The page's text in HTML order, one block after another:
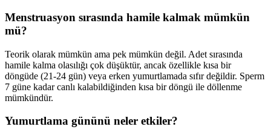
Menstruasyon sırasında hamile kalmak mümkün
mü?
Teorik olarak mümkün ama pek mümkün değil. Adet sırasında
hamile kalma olasılığı çok düşüktür, ancak özellikle kısa bir
döngüde (21-24 gün) veya erken yumurtlamada sıfır değildir. Sperm
7 güne kadar canlı kalabildiğinden kısa bir döngü ile döllenme
mümkündür.
Yumurtlama gününü neler etkiler?